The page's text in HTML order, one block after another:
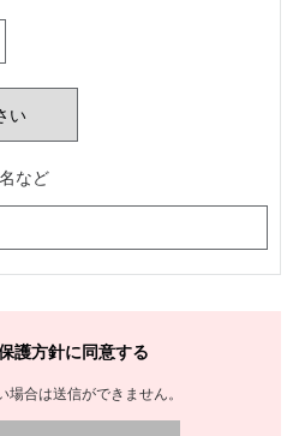
など
護方針に同意する
合は送信ができません。